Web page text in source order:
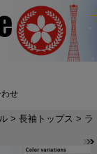
せ
> 長袖トップス > ラ